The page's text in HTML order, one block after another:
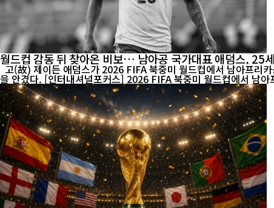
월드컵 감동 뒤 찾아온 비보… 남아공 국가대표 애덤스, 25
고(故) 제이든 애덤스가 2026 FIFA 북중미 월드컵에서 남아프리카공화국 대표팀 유니폼을 입고 경기에 나서고 있다. 25세의 젊은 나이에 전해진 그의 별세 소식은 남아공 축구계와 국제 축구계에 큰 충격
을 안겼다. [인터내셔널포커스] 2026 FIFA 북중미 월드컵에서 남